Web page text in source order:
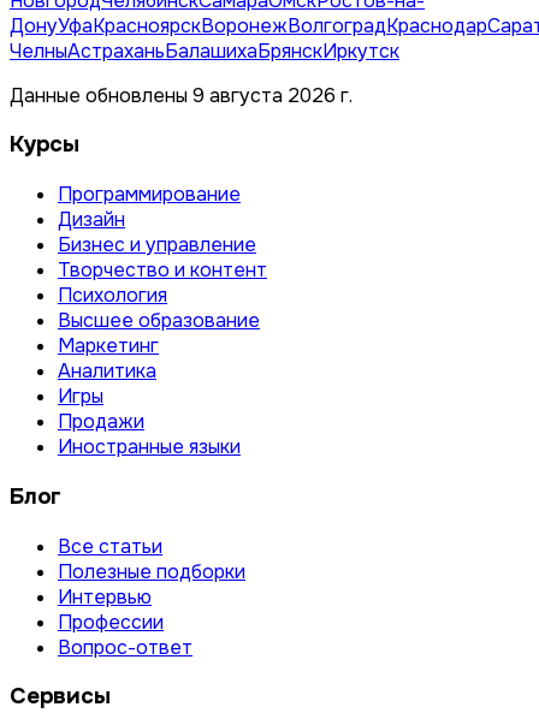
ДонуУфаКрасноярскВоронежВолгоградКраснодар
ЧелныАстраханьБалашихаБрянскИркутск
Данные обновлены 9 августа 2026 г.
Курсы
Программирование
Дизайн
Бизнес и управление
Творчество и контент
Психология
Высшее образование
Маркетинг
Аналитика
Игры
Продажи
Иностранные языки
Блог
Все статьи
Полезные подборки
Интервью
Профессии
Вопрос-ответ
Сервисы